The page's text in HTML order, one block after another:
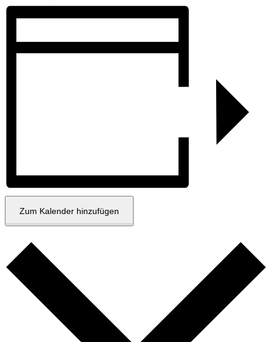
Zum Kalender hinzufügen